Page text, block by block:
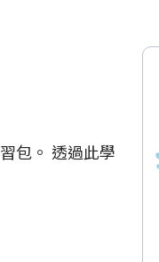
包。 透過此學